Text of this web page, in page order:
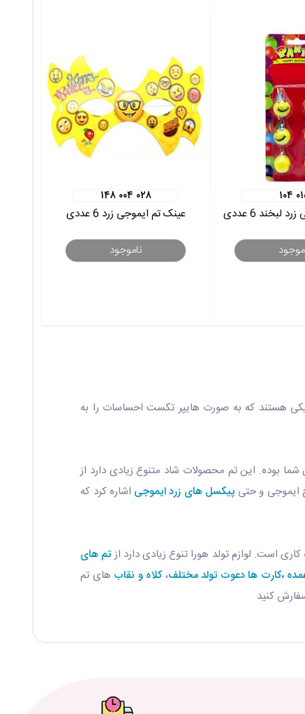
۰۱۵
6 عددی
۱۴۸ ۰۰۴ ۰۲۸
عینک تم ایموجی زرد 6 عددی
ناموجود
هستند که به صورت هایپر تکست احساسات را به
بوده. این تم محصولات شاد متنوع زیادی دارد از
ایموجی و حتی پیکسل های زرد ایموجی اشاره کرد که
است. لوازم تولد هورا تنوع زیادی دارد ازتم های
،کارت ها دعوت تولد مختلف،کلاه و نقاب های تم
کنید